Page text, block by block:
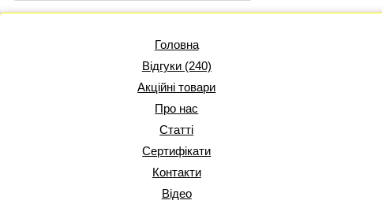
Головна
Відгуки (240)
Акційні товари
Про нас
Статті
Сертифікати
Контакти
Відео